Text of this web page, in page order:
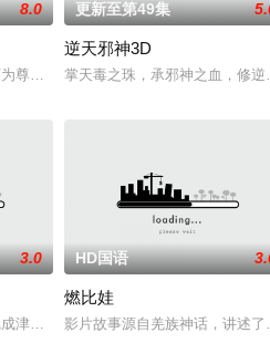
法万物生的传承人。秦雨加入东大高武
奉命成婚。两人在洞房夜发起暗杀，
8.0
尊，阴阳丹神苏北皇为炼神丹耗尽心
更新至第49集
逆天邪神3D
掌天毒之珠，承邪神之血，修逆
炼赛冠军，一边暗中追查潜伏在参赛者
万族林立，诸圣争霸，乱天动地；问
3.0
津南山为期一年的守夜人集训考核，
HD国语
燃比娃
影片故事源自羌族神话，讲述了